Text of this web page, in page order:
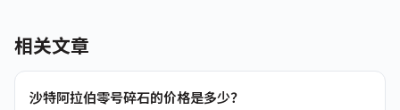
相关文章
沙特阿拉伯零号碎石的价格是多少？